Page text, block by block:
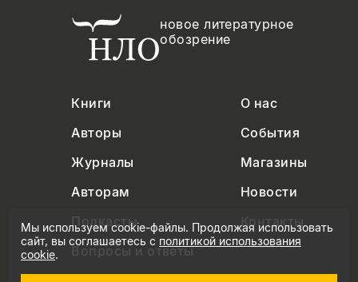
новое литературное
обозрение
Книги
О нас
Авторы
События
Журналы
Магазины
Авторам
Новости
Подкасты
Контакты
Вопросы и ответы
Мы используем cookie-файлы. Продолжая использовать
сайт, вы соглашаетесь с политикой использования
cookie.